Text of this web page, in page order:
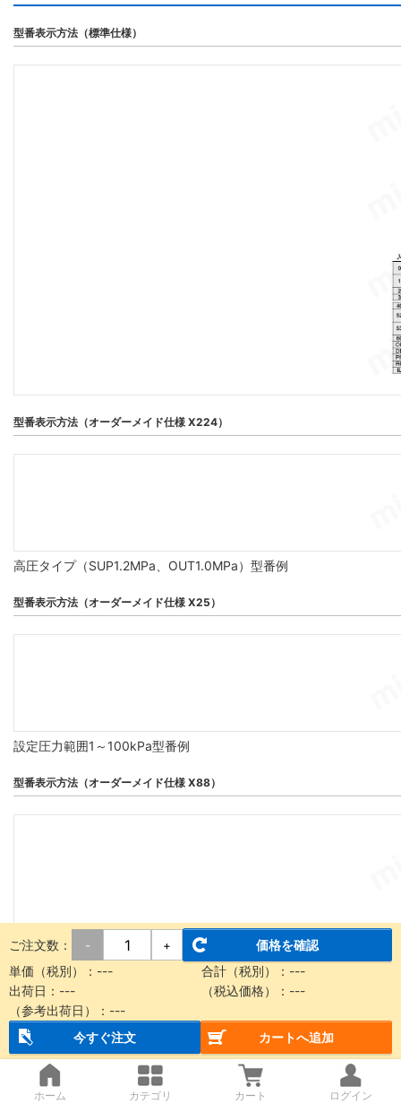
型番表示方法（標準仕様）
型番表示方法（オーダーメイド仕様 X224）
高圧タイプ（SUP1.2MPa、OUT1.0MPa）型番例
型番表示方法（オーダーメイド仕様 X25）
設定圧力範囲1～100kPa型番例
型番表示方法（オーダーメイド仕様 X88）
高速応答タイプ
ご注文数： - +
価格を確認
単価（税別）： --- 合計（税別）： ---
出荷日： --- （税込価格）： ---
（参考出荷日）： ---
今すぐ注文
カートへ追加
ホーム カテゴリ カート ログイン